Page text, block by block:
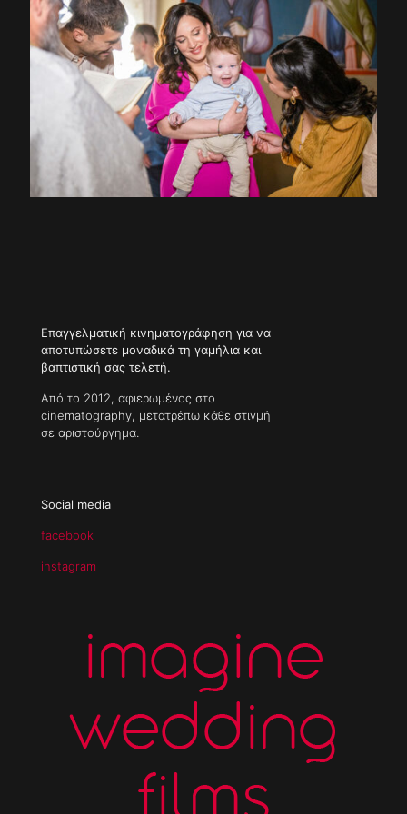
Επαγγελματική κινηματογράφηση για να
αποτυπώσετε μοναδικά τη γαμήλια και
βαπτιστική σας τελετή.
Από το 2012, αφιερωμένος στο
cinematography, μετατρέπω κάθε στιγμή
σε αριστούργημα.
Social media
facebook
instagram